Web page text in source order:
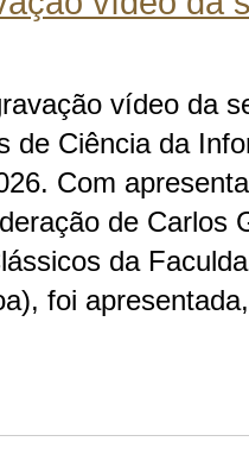
vídeo da
de Ciência da
Com
de Carlos
da
foi